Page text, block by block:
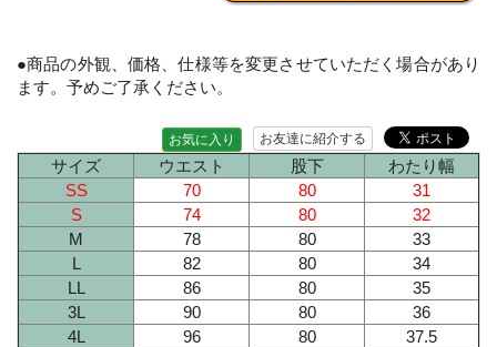
●商品の外観、価格、仕様等を変更させていただく場合があり
ます。予めご了承ください。
お友達に紹介する
お気に入り
サイズ ウエスト 股下
わたり幅
SS
70 80
31
S
74 80
32
M
78 80
33
L
82 80
34
LL
86 80
35
3L
90 80
36
4L
96 80
37.5